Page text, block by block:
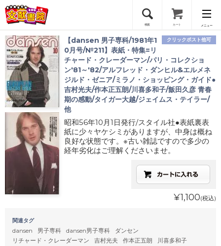
検索 カート メニュー
会員登録
ログイン
クリックポスト他可
【dansen 男子専科/1981年1
0月号/№211】表紙・特集=リ
チャード・クレーダーマン/パリ・コレクショ
ン'81～'82/アルフレッド・ダンヒル&エルメネ
ジルド・ゼニア/ミラノ・ショッピング・ガイド●
吉村光夫/作本正五朗/川喜多和子/飯田久彦 青春
期の感動/タイガー大越/ジェイムス・テイラー/
他
昭和56年10月1日発行/スタイル社●表紙裏表
紙に少々ヤケシミがありますが、中身は概ね
良好な状態です。※古い雑誌ですので多少の
経年劣化はご理解くださいませ。
¥1,100(税込)
関連タグ
dansen 男子専科 dansen男子専科
ダンセン
リチャード・クレーダーマン
吉村光夫 作本正五朗
川喜多和子